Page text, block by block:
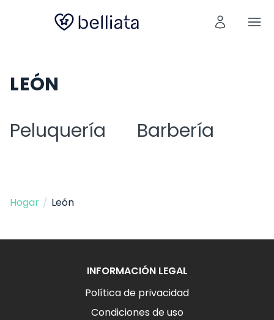
LEÓN
Peluquería
Barbería
Hogar / León
INFORMACIÓN LEGAL
Política de privacidad
Condiciones de uso